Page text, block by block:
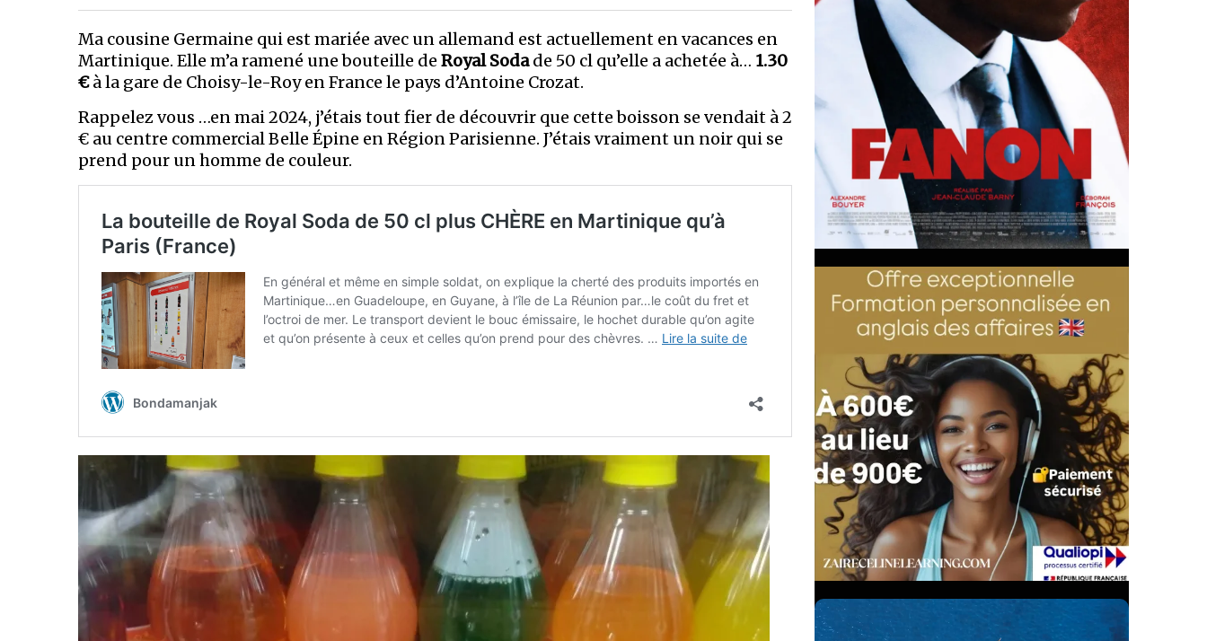
Ma cousine Germaine qui est mariée avec un allemand est actuellement en vacances en
Martinique. Elle m’a ramené une bouteille de Royal Sodade 50 cl qu’elle a achetée à… 1.30
€à la gare de Choisy-le-Roy en France le pays d’Antoine Crozat.
Rappelez vous …en mai 2024, j’étais tout fier de découvrir que cette boisson se vendait à 2
€ au centre commercial Belle Épine en Région Parisienne. J’étais vraiment un noir qui se
prend pour un homme de couleur.